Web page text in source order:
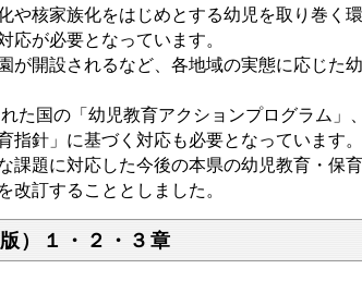
や核家族化をはじめとする幼児を取り巻く
応が必要となっています。
開設されるなど、各地域の実態に応じた
た国の「幼児教育アクションプログラム」
針」に基づく対応も必要となっています。
題に対応した今後の本県の幼児教育・保
改訂することとしました。
）１・２・３章